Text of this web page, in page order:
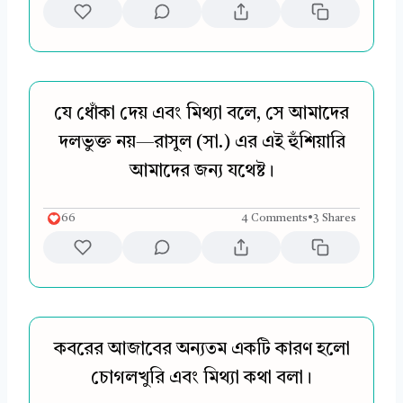
যে ধোঁকা দেয় এবং মিথ্যা বলে, সে আমাদের
দলভুক্ত নয়—রাসুল (সা.) এর এই হুঁশিয়ারি
আমাদের জন্য যথেষ্ট।
66 4 Comments•3 Shares
কবরের আজাবের অন্যতম একটি কারণ হলো
চোগলখুরি এবং মিথ্যা কথা বলা।